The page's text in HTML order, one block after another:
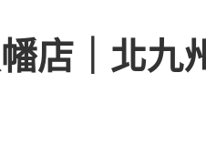
店｜北九